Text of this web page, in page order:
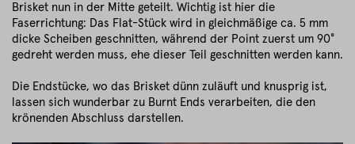
Brisket nun in der Mitte geteilt. Wichtig ist hier die
Faserrichtung: Das Flat-Stück wird in gleichmäßige ca. 5 mm
dicke Scheiben geschnitten, während der Point zuerst um 90°
gedreht werden muss, ehe dieser Teil geschnitten werden kann.
Die Endstücke, wo das Brisket dünn zuläuft und knusprig ist,
lassen sich wunderbar zu Burnt Ends verarbeiten, die den
krönenden Abschluss darstellen.